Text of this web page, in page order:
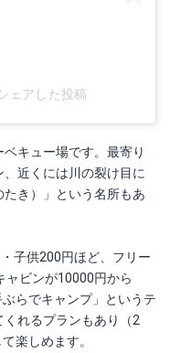
ェアした投稿
キュー場です。最寄り
近くには川の裂け目に
き）」という名所もあ
子供200円ほど、フリー
ャビンが10000円から
らでキャンプ」というテ
れるプランもあり（2
楽しめます。